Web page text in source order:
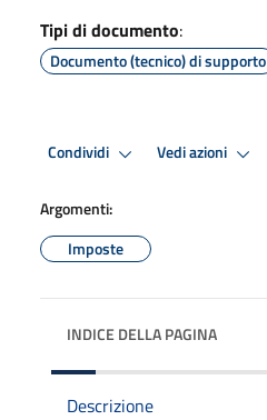
Tipi di documento:
Documento (tecnico) di supporto
Condividi Vedi azioni
Argomenti:
Imposte
INDICE DELLA PAGINA
Descrizione